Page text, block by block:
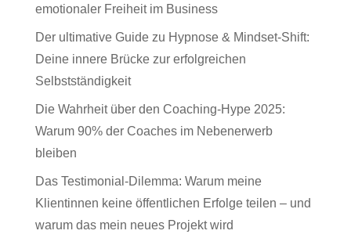
emotionaler Freiheit im Business
Der ultimative Guide zu Hypnose & Mindset-Shift:
Deine innere Brücke zur erfolgreichen
Selbstständigkeit
Die Wahrheit über den Coaching-Hype 2025:
Warum 90% der Coaches im Nebenerwerb
bleiben
Das Testimonial-Dilemma: Warum meine
Klientinnen keine öffentlichen Erfolge teilen – und
warum das mein neues Projekt wird